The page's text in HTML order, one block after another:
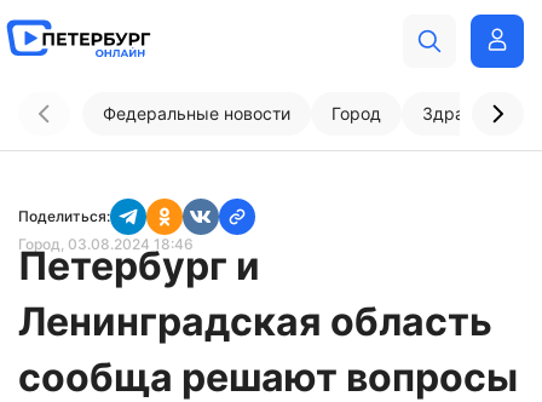
Федеральные новости Город
Поделиться:
Город, 03.08.2024 18:46
Петербург и
Ленинградская область
сообща решают вопросы